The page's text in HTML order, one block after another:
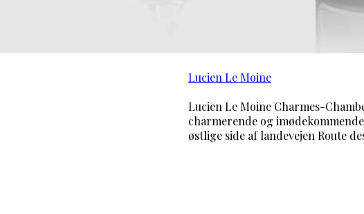
Lucien Le Moine
Lucien Le Moine Charmes-
charmerende og
østlige side af landevejen Route